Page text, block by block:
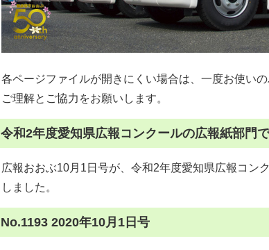
各ページファイルが開きにくい場合は、一度お使い
ご理解とご協力をお願いします。
令和2年度愛知県広報コンクールの広報紙部門で
広報おおぶ10月1日号が、令和2年度愛知県広報コン
しました。
No.1193 2020年10月1日号